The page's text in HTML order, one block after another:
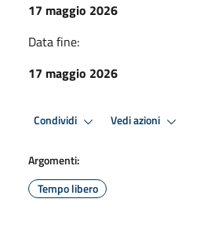
17 maggio 2026
Data fine:
17 maggio 2026
Condividi Vedi azioni
Argomenti:
Tempo libero